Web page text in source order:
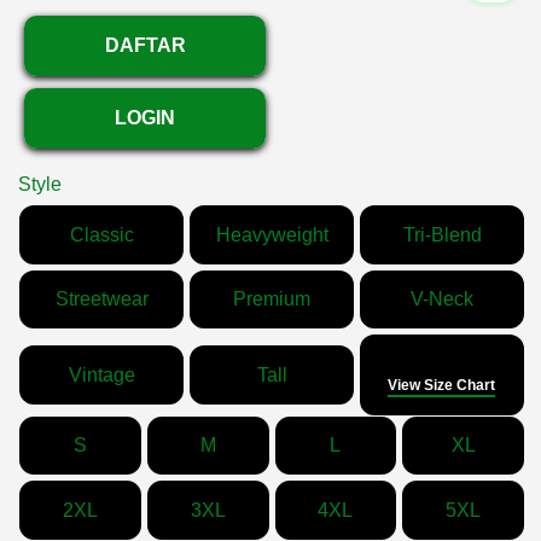
DAFTAR
LOGIN
Style
Classic Heavyweight Tri-Blend
Streetwear Premium V-Neck
Vintage Tall View Size Chart
S M L XL
2XL 3XL 4XL 5XL